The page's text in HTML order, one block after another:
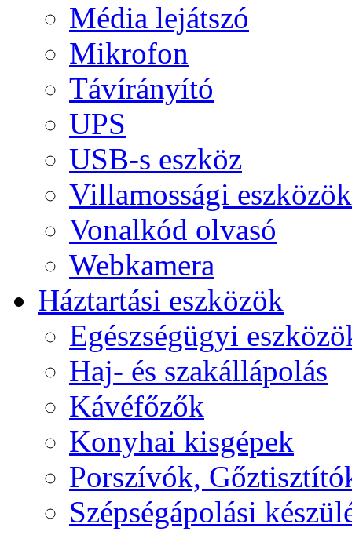
Média lejátszó
Mikrofon
Távírányító
UPS
USB-s eszköz
Villamossági eszközök
Vonalkód olvasó
Webkamera
Háztartási eszközök
Egészségügyi
Haj- és szakállápolás
Kávéfőzők
Konyhai kisgépek
Porszívók,
Szépségápolási